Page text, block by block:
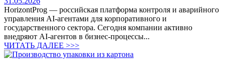
HorizontProg — российская платформа контроля и аварийного
управления AI-агентами для корпоративного и
государственного сектора. Сегодня компании активно
внедряют AI-агентов в бизнес-процессы...
ЧИТАТЬ ДАЛЕЕ >>>